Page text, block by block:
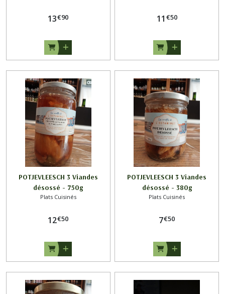
13€90 11 €50
POTJEVLEESCH 3 Viandes
désossé - 750g
Plats Cuisinés
12€50
POTJEVLEESCH 3 Viandes
désossé - 380g
Plats Cuisinés
7€50